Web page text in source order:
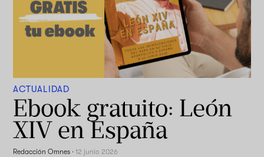
ACTUALIDAD
Ebook gratuito: León
XIV en España
Redacción Omnes ·12 junio 2026